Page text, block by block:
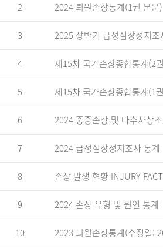
2 2024 퇴원손상통계(1권 본문)
3 2025 상반기 급성심장정지조
4 제15차 국가손상종합통계(2
5 제15차 국가손상종합통계(1
6 2024 중증손상 및 다수사상
7 2024 급성심장정지조사 통계
8 손상 발생 현황 INJURY
9 2024 손상 유형 및 원인 통계
10 2023 퇴원손상통계(수정일: